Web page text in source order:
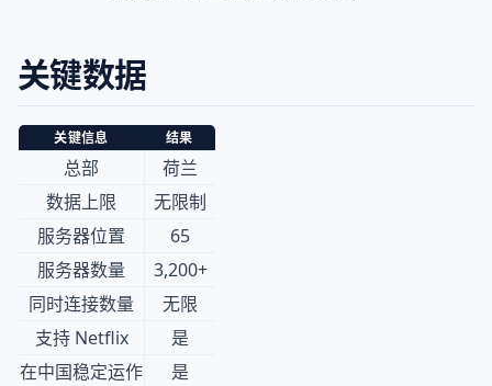
关键数据
关键信息 结果
总部
荷兰
数据上限
无限制
服务器位置
65
服务器数量
3,200+
同时连接数量
无限
支持 Netflix
是
在中国稳定运作
是